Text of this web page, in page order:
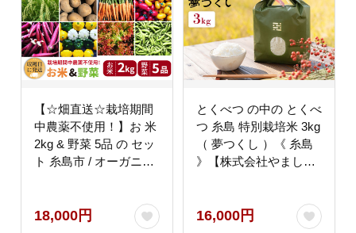
【☆畑直送☆栽培期間
中農薬不使用！】お 米
2kg & 野菜 5品 の セッ
ト 糸島市 / オーガニッ
18,000円
とくべつ の中の とくべ
つ 糸島 特別栽培米 3kg
（ 夢つくし ）《 糸島
》【株式会社やまし
16,000円